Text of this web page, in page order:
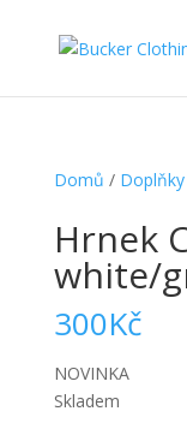
Domů / Doplňky
Hrnek
white/
300Kč
NOVINKA
Skladem